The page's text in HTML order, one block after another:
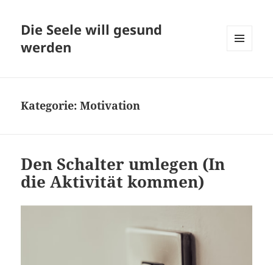
Die Seele will gesund
werden
Kategorie:Motivation
Den Schalter umlegen (In
die Aktivität kommen)